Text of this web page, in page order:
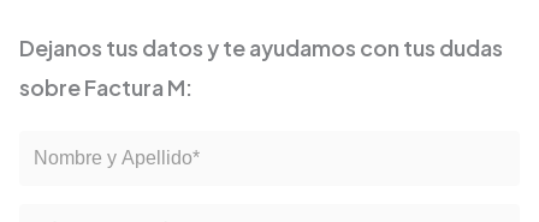
Dejanos tus datos y te ayudamos con tus dudas
sobre Factura M: